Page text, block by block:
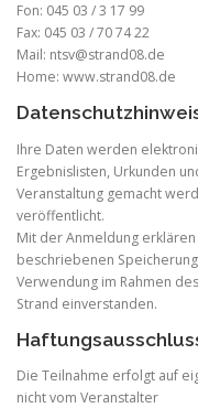
Fon: 045 03 / 3 17 99
Fax: 045 03 / 70 74 22
Mail: ntsv@strand08.de
Home: www.strand08.de
Ihre Daten werden
Ergebnislisten, Urkunden
Veranstaltung gemacht
veröffentlicht.
Mit der Anmeldung
beschriebenen
Verwendung im Rahmen
Strand einverstanden.
Die Teilnahme erfolgt auf
nicht vom Veranstalter